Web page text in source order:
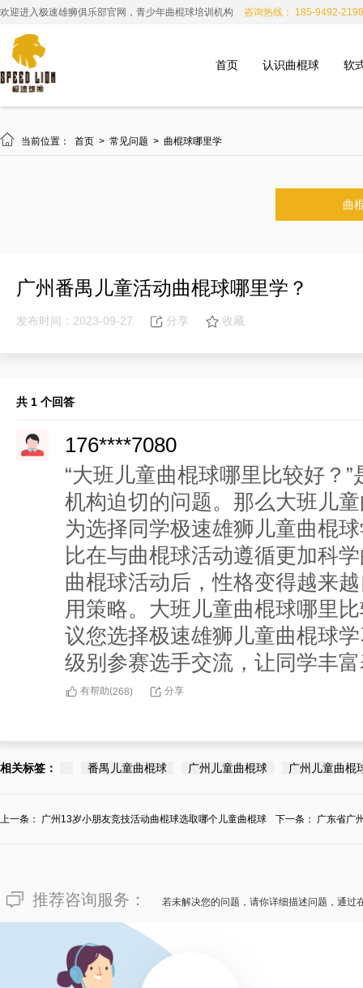
欢迎进入极速雄狮俱乐部官网，青少年曲棍球培训机构 咨询热线： 185-9492-2198
首页 认识曲棍球 软
 当前位置： 首页 > 常见问题 > 曲棍球哪里学
曲
广州番禺儿童活动曲棍球哪里学？
发布时间：2023-09-27 分享 收藏
共 1 个回答
176****7080
“大班儿童曲棍球哪里比较好？
机构迫切的问题。那么大班儿
为选择同学极速雄狮儿童曲棍
比在与曲棍球活动遵循更加科
曲棍球活动后，性格变得越来
用策略。大班儿童曲棍球哪里
议您选择极速雄狮儿童曲棍球
级别参赛选手交流，让同学丰
有帮助(268) 分享
相关标签： 番禺儿童曲棍球 广州儿童曲棍球 广州儿童曲棍
上一条： 广州13岁小朋友竞技活动曲棍球选取哪个儿童曲棍球
下一条： 广东省广
推荐咨询服务： 若未解决您的问题，请你详细描述问题，通过